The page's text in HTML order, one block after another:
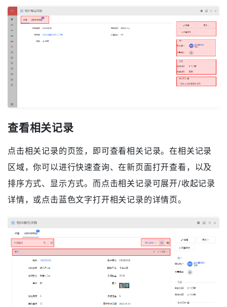
详情页操作
别为记录操作、记录所属（用户）、记录的创建和最近
修改时间，以及修改历史。